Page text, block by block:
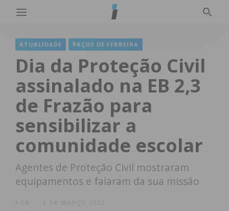
ATUALIDADE PAÇOS DE FERREIRA
Dia da Proteção Civil
assinalado na EB 2,3
de Frazão para
sensibilizar a
comunidade escolar
Agentes de Proteção Civil mostraram
equipamentos e falaram da sua missão
2 DE MARÇO 2022